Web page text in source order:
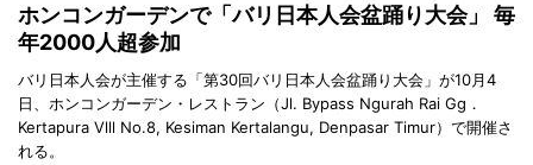
ホンコンガーデンで「バリ日本人会盆踊り大会」 毎
年2000人超参加
バリ日本人会が主催する「第30回バリ日本人会盆踊り大会」が10月4
日、ホンコンガーデン・レストラン（Jl. Bypass Ngurah Rai Gg．
Kertapura Vlll No.8, Kesiman Kertalangu, Denpasar Timur）で開催さ
れる。